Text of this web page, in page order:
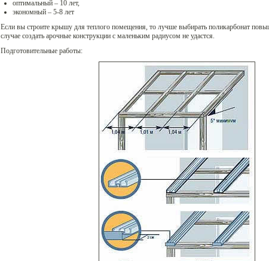
оптимальный – 10 лет,
экономный – 5-8 лет
Если вы строите крышу для теплого помещения, то лучше выбирать поликарбонат
случае создать арочные конструкции с маленьким радиусом не удастся.
Подготовительные работы: